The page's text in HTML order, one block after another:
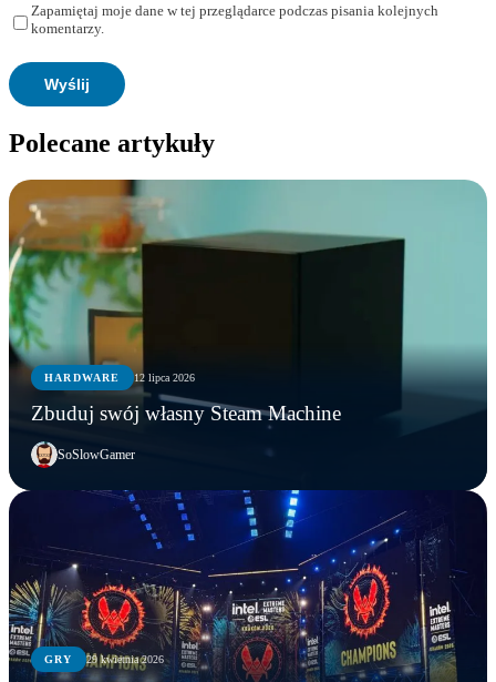
Zapamiętaj moje dane w tej przeglądarce podczas pisania kolejnych
komentarzy.
Polecane artykuły
HARDWARE 12 lipca 2026
Zbuduj swój własny Steam Machine
SoSlowGamer
GRY 29 kwietnia 2026